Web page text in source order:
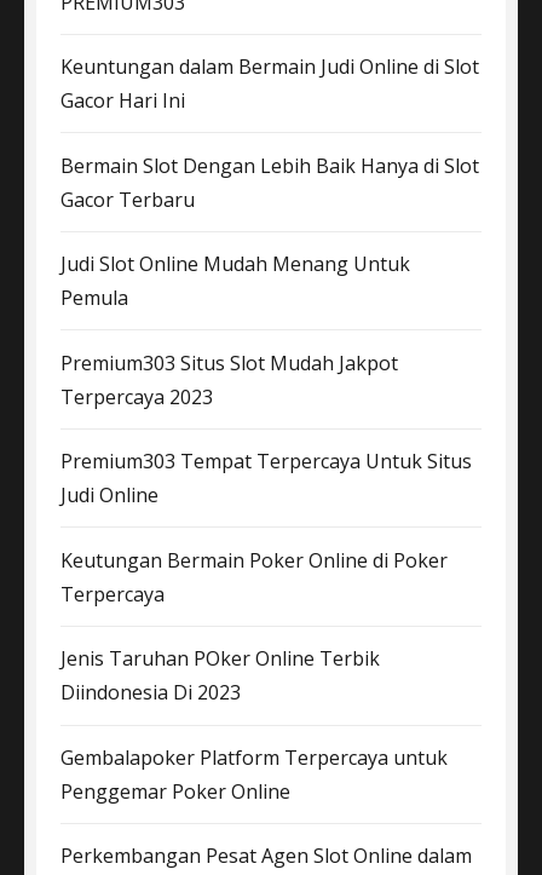
Keuntungan dalam Bermain Judi Online di Slot
Gacor Hari Ini
Bermain Slot Dengan Lebih Baik Hanya di Slot
Gacor Terbaru
Judi Slot Online Mudah Menang Untuk
Pemula
Premium303 Situs Slot Mudah Jakpot
Terpercaya 2023
Premium303 Tempat Terpercaya Untuk Situs
Judi Online
Keutungan Bermain Poker Online di Poker
Terpercaya
Jenis Taruhan POker Online Terbik
Diindonesia Di 2023
Gembalapoker Platform Terpercaya untuk
Penggemar Poker Online
Perkembangan Pesat Agen Slot Online dalam